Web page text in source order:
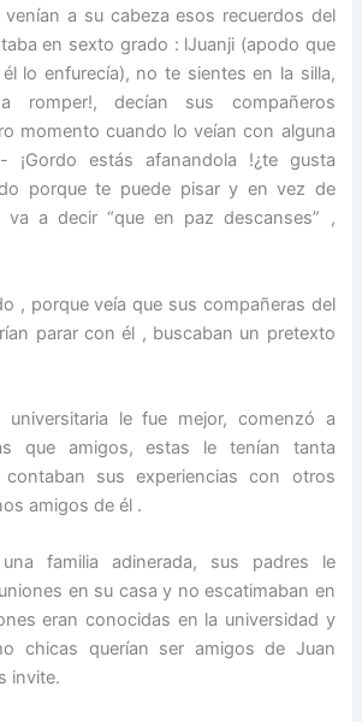
a su cabeza esos recuerdos del
en sexto grado : lJuanji (apodo que
lo enfurecía), no te sientes en la silla,
romper!, decían sus compañeros
momento cuando lo veían con alguna
¡Gordo estás afanandola !¿te gusta
porque te puede pisar y en vez de
a decir “que en paz descanses” ,
, porque veía que sus compañeras del
parar con él , buscaban un pretexto
universitaria le fue mejor, comenzó a
que amigos, estas le tenían tanta
sus experiencias con otros
amigos de él .
familia adinerada, sus padres le
en su casa y no escatimaban en
eran conocidas en la universidad y
chicas querían ser amigos de Juan
invite.